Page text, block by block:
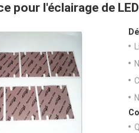
pour l'éclairage de LED